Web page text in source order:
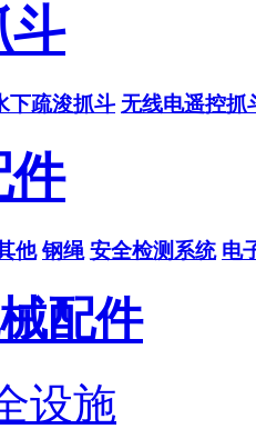
斗
下疏浚抓斗 无线电遥控抓
件
他 钢绳 安全检测系统 电
配件
设施